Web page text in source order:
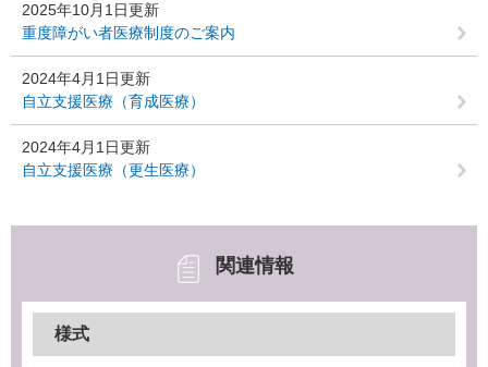
2025年10月1日更新
重度障がい者医療制度のご案内
2024年4月1日更新
自立支援医療（育成医療）
2024年4月1日更新
自立支援医療（更生医療）
関連情報
様式